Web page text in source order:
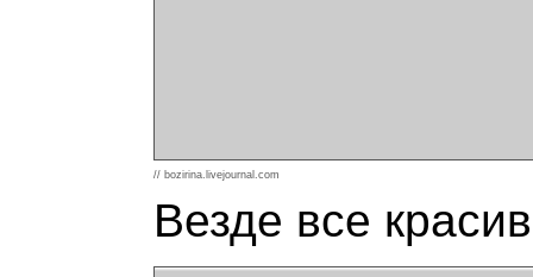
// bozirina.livejournal.com
Везде все